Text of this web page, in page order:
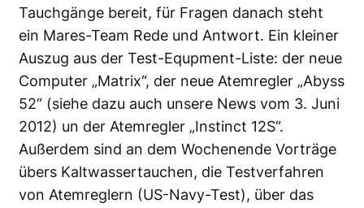
Tauchgänge bereit, für Fragen danach steht
ein Mares-Team Rede und Antwort. Ein kleiner
Auszug aus der Test-Equpment-Liste: der neue
Computer „Matrix“, der neue Atemregler „Abyss
52“ (siehe dazu auch unsere News vom 3. Juni
2012) un der Atemregler „Instinct 12S“.
Außerdem sind an dem Wochenende Vorträge
übers Kaltwassertauchen, die Testverfahren
von Atemreglern (US-Navy-Test), über das